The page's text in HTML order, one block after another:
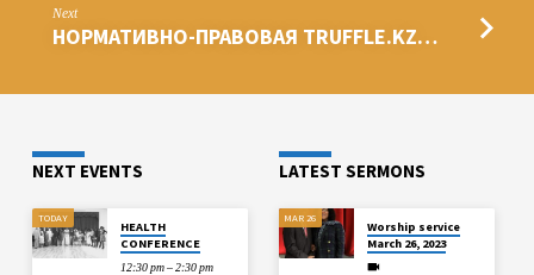
Next
НОРМАТИВНО-ПРАВОВАЯ TRUFFLE.KZ…
NEXT EVENTS
TODAY
HEALTH
CONFERENCE
12:30 pm – 2:30 pm
LATEST SERMONS
MAR 26
Worship service
March 26, 2023